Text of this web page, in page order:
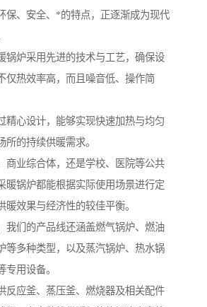
保、安全、*的特点，正逐渐成为现代
锅炉采用先进的技术与工艺，确保设
仅热效率高，而且噪音低、操作简
精心设计，能够实现快速加热与均匀
所的持续供暖需求。
商业综合体，还是学校、医院等公共
暖锅炉都能根据实际使用场景进行定
暖效果与经济性的较佳平衡。
我们的产品线还涵盖燃气锅炉、燃油
等多种类型，以及蒸汽锅炉、热水锅
专用设备。
反应釜、蒸压釜、燃烧器及相关配件